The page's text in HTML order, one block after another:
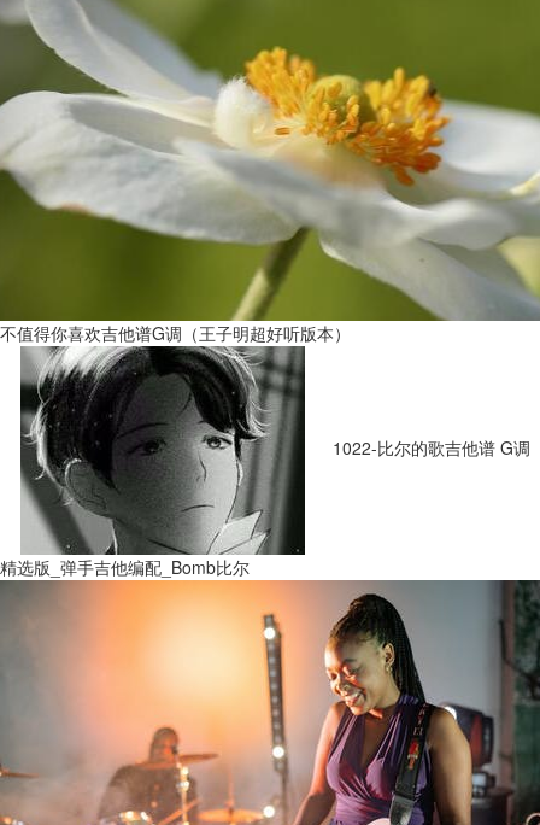
不值得你喜欢吉他谱G调（王子明超好听版本）
1022-比尔的歌吉他谱 G调
精选版_弹手吉他编配_Bomb比尔